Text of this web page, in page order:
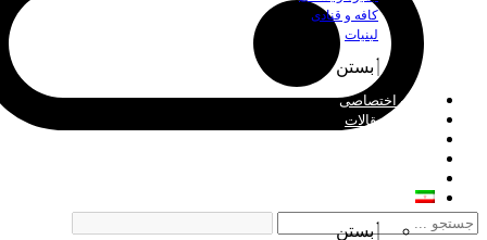
کافه و قنادی
لبنیات
بستن
چاپ اختصاصی
اخبار و مقالات
بستن